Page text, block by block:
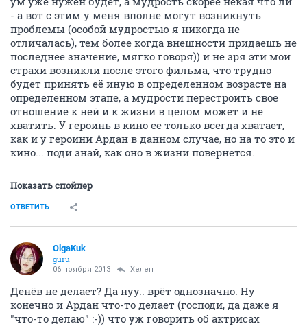
- а вот с этим у меня вполне могут возникнуть
проблемы (особой мудростью я никогда не
отличалась), тем более когда внешности придаешь не
последнее значение, мягко говоря)) и не зря эти мои
страхи возникли после этого фильма, что трудно
будет принять её иную в определенном возрасте на
определенном этапе, а мудрости перестроить свое
отношение к ней и к жизни в целом может и не
хватить. У героинь в кино ее только всегда хватает,
как и у героини Ардан в данном случае, но на то это и
кино... поди знай, как оно в жизни повернется.
Показать спойлер
ОТВЕТИТЬ
OlgaKuk
guru
06 ноября 2013 Хелен
Денёв не делает? Да нуу.. врёт однозначно. Ну
конечно и Ардан что-то делает (господи, да даже я
"что-то делаю" :-)) что уж говорить об актрисах